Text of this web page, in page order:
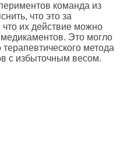
команда из
что это за
их действие можно
Это могло
метода
с избыточным весом.